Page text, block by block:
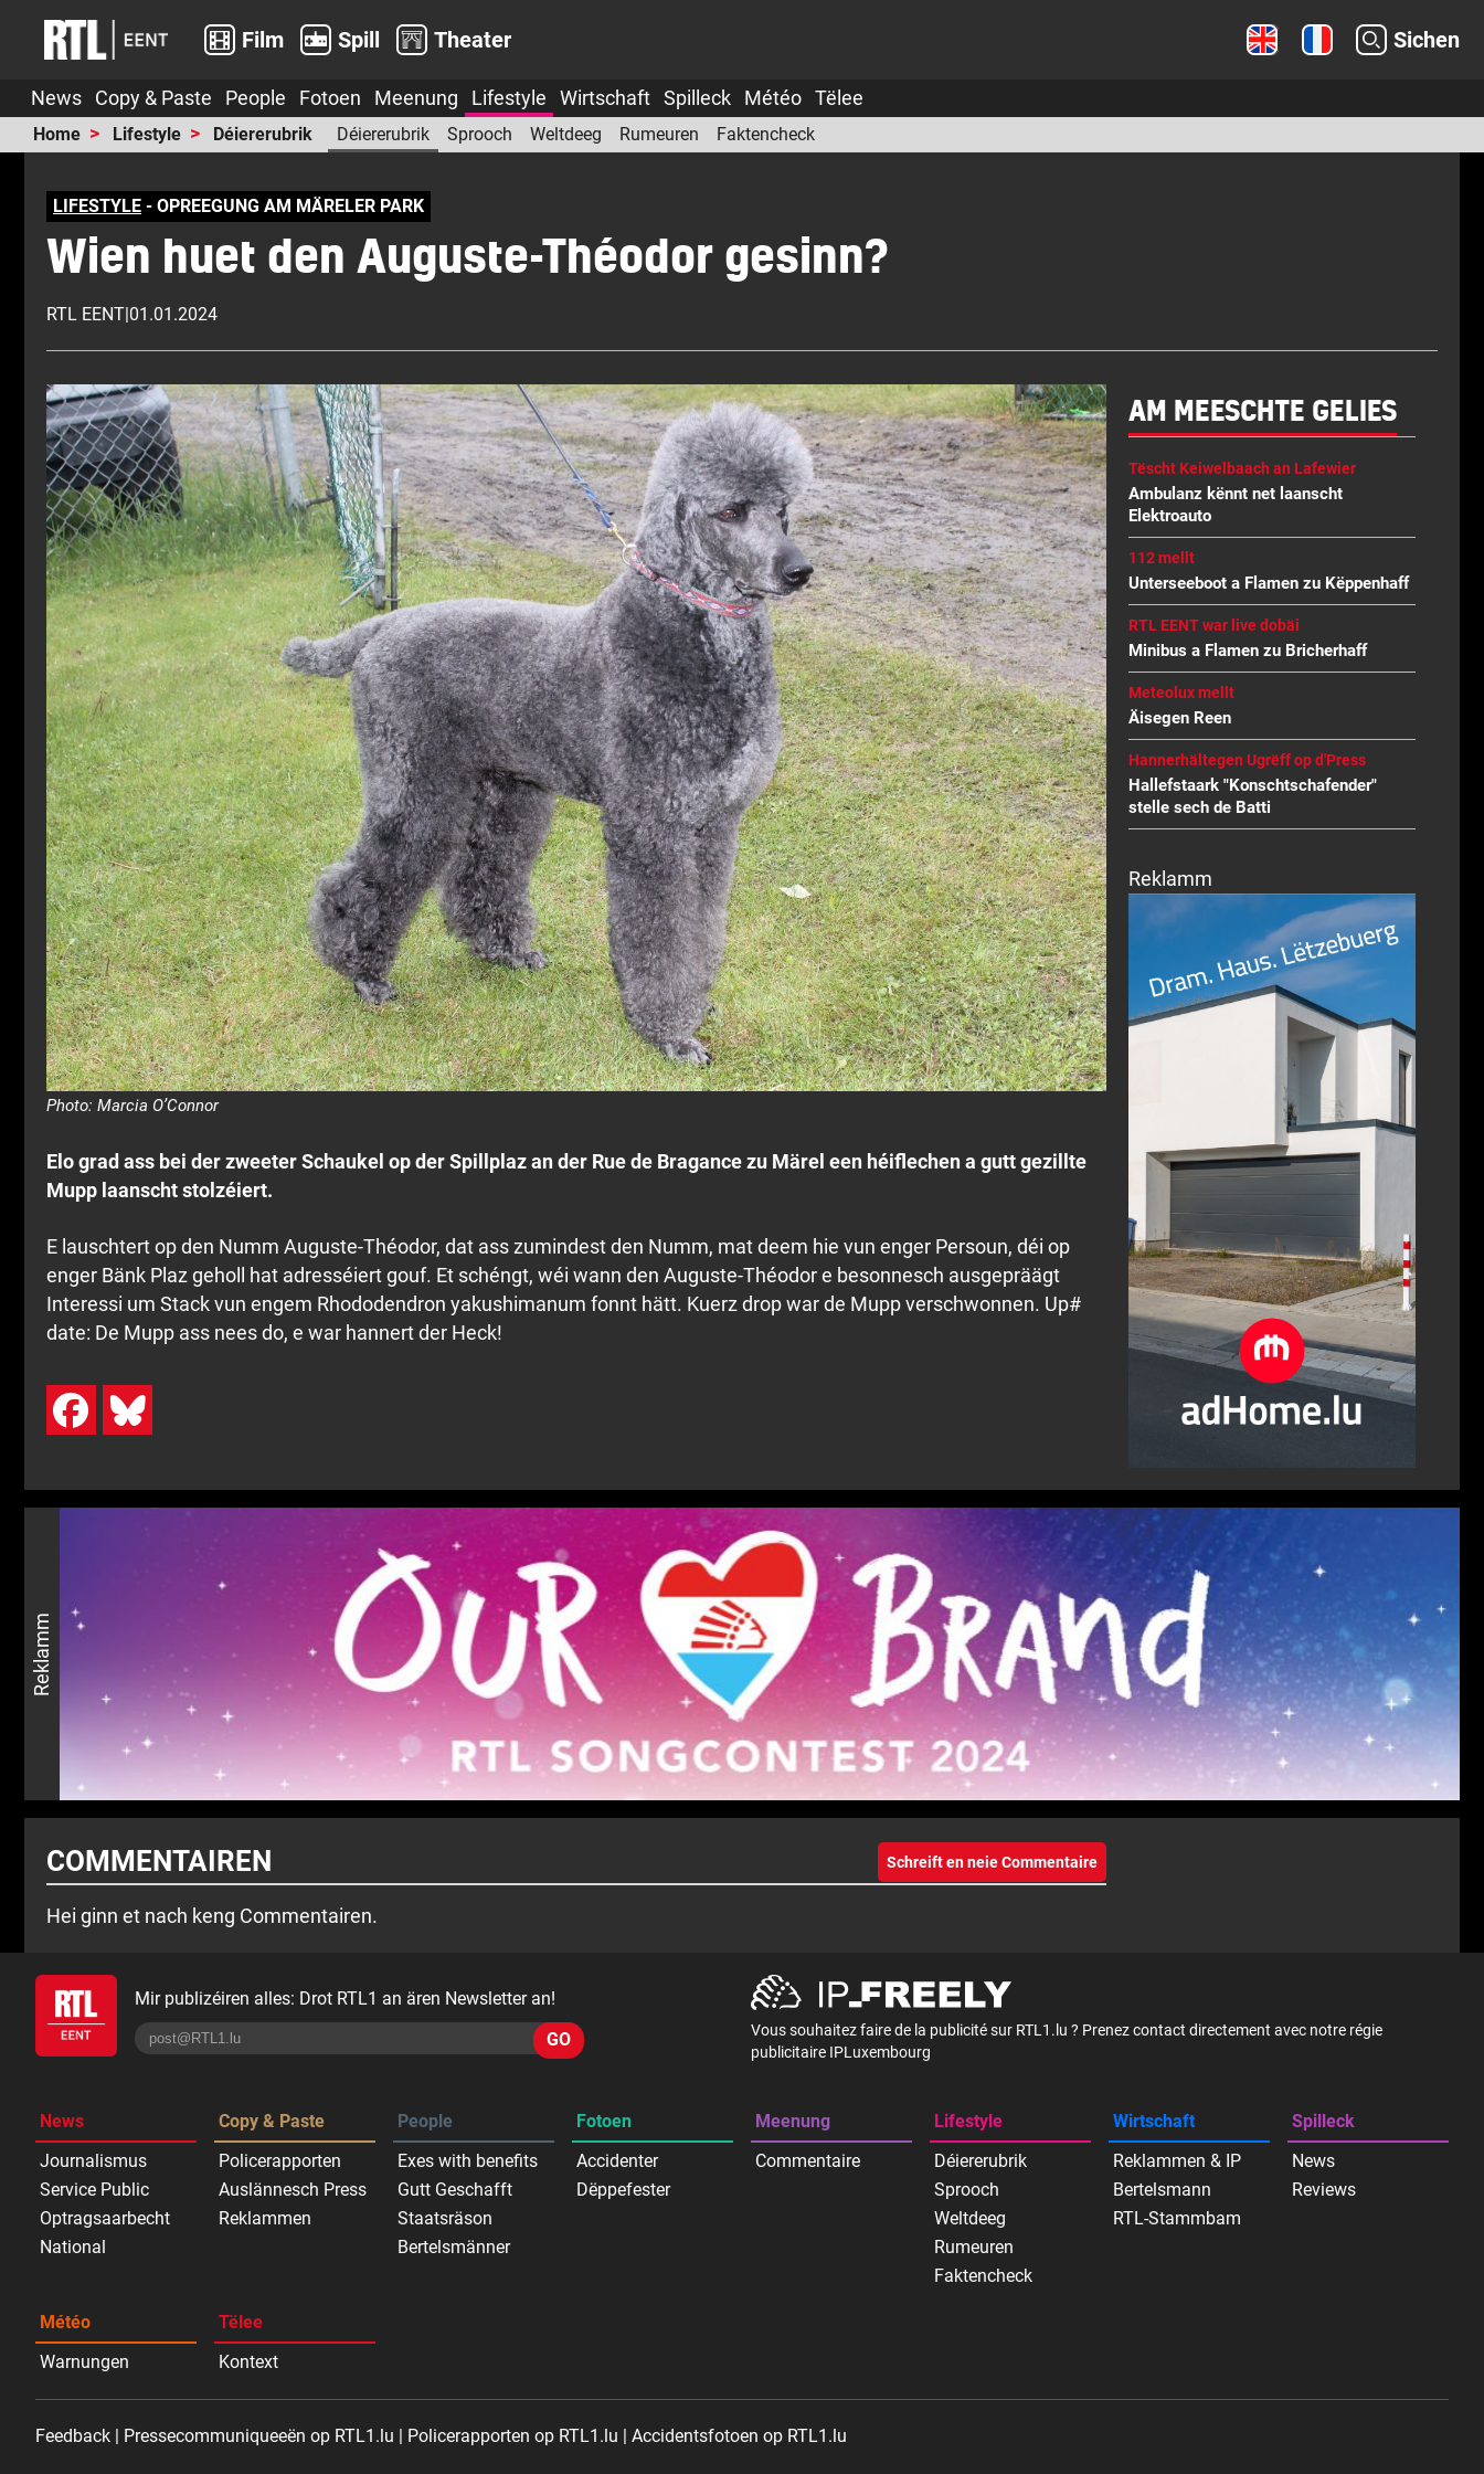
Film Spill Theater Sichen
News Copy & Paste People Fotoen Meenung Lifestyle Wirtschaft Spilleck Météo Tëlee
Home Lifestyle Déiererubrik Déiererubrik Sprooch Weltdeeg Rumeuren Faktencheck
LIFESTYLE - OPREEGUNG AM MÄRELER PARK
Wien huet den Auguste-Théodor gesinn?
RTL EENT|01.01.2024
Photo: Marcia O’Connor
Elo grad ass bei der zweeter Schaukel op der Spillplaz an der Rue de Bragance zu Märel een héiflechen a gutt gezillte
Mupp laanscht stolzéiert.
E lauschtert op den Numm Auguste-Théodor, dat ass zumindest den Numm, mat deem hie vun enger Persoun, déi op
enger Bänk Plaz geholl hat adresséiert gouf. Et schéngt, wéi wann den Auguste-Théodor e besonnesch ausgepräägt
Interessi um Stack vun engem Rhododendron yakushimanum fonnt hätt. Kuerz drop war de Mupp verschwonnen. Up#
date: De Mupp ass nees do, e war hannert der Heck!
AM MEESCHTE GELIES
Tëscht Keiwelbaach an Lafewier
Ambulanz kënnt net laanscht
Elektroauto
112 mellt
Unterseeboot a Flamen zu Këppenhaff
RTL EENT war live dobäi
Minibus a Flamen zu Bricherhaff
Meteolux mellt
Äisegen Reen
Hannerhältegen Ugrëff op d'Press
Hallefstaark "Konschtschafender"
stelle sech de Batti
Reklamm
Reklamm
COMMENTAIREN Schreift en neie Commentaire
Hei ginn et nach keng Commentairen.
Mir publizéiren alles: Drot RTL1 an ären Newsletter an!
GO
Vous souhaitez faire de la publicité sur RTL1.lu ? Prenez contact directement avec notre régie
publicitaire IPLuxembourg
News
Journalismus
Service Public
Optragsaarbecht
National
Copy & Paste
Policerapporten
Auslännesch Press
Reklammen
People
Exes with benefits
Gutt Geschafft
Staatsräson
Bertelsmänner
Fotoen
Accidenter
Dëppefester
Meenung
Commentaire
Lifestyle
Déiererubrik
Sprooch
Weltdeeg
Rumeuren
Faktencheck
Wirtschaft
Reklammen & IP
Bertelsmann
RTL-Stammbam
Spilleck
News
Reviews
Météo
Warnungen
Tëlee
Kontext
Feedback Pressecommuniqueeën op RTL1.lu Policerapporten op RTL1.lu Accidentsfotoen op RTL1.lu